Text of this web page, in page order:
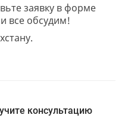
заявку в форме
все обсудим!
консультацию